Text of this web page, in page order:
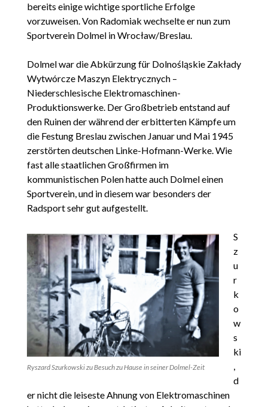
bereits einige wichtige sportliche Erfolge
vorzuweisen. Von Radomiak wechselte er nun zum
Sportverein Dolmel in Wrocław/Breslau.
Dolmel war die Abkürzung für Dolnośląskie Zakłady
Wytwórcze Maszyn Elektrycznych –
Niederschlesische Elektromaschinen-
Produktionswerke. Der Großbetrieb entstand auf
den Ruinen der während der erbitterten Kämpfe um
die Festung Breslau zwischen Januar und Mai 1945
zerstörten deutschen Linke-Hofmann-Werke. Wie
fast alle staatlichen Großfirmen im
kommunistischen Polen hatte auch Dolmel einen
Sportverein, und in diesem war besonders der
Radsport sehr gut aufgestellt.
Ryszard Szurkowski zu Besuch zu Hause in seiner Dolmel-Zeit
S
z
u
r
k
o
w
s
ki
,
d
er nicht die leiseste Ahnung von Elektromaschinen